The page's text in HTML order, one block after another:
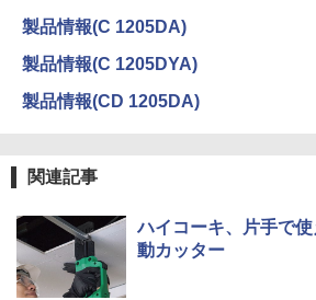
製品情報(C 1205DA)
製品情報(C 1205DYA)
製品情報(CD 1205DA)
関連記事
ハイコーキ、片手で
動カッター